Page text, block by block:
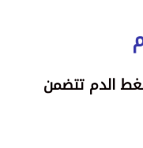
الدم تتضمن